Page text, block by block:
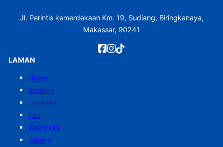
Jl. Perintis kemerdekaan Km. 19, Sudiang, Biringkanaya,
Makassar, 90241
LAMAN
Home
Booking
Layanan
Faq
Testimoni
Gallery